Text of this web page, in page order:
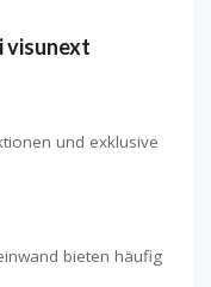
visunext
und exklusive
bieten häufig